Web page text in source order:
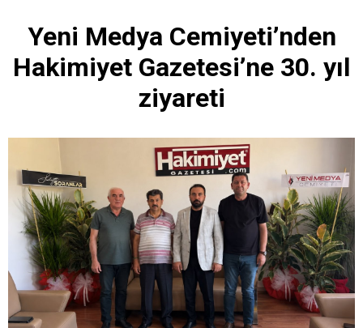
Yeni Medya Cemiyeti’nden
Hakimiyet Gazetesi’ne 30. yıl
ziyareti